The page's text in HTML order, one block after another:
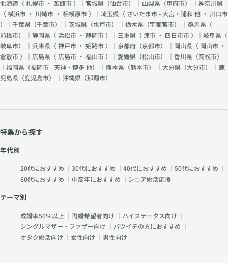
北海道（札幌市 ・ 函館市）｜宮城県（仙台市） ｜山梨県（甲府市） ｜神奈川県
（横浜市 ・ 川崎市 ・ 相模原市）｜埼玉県（ さいたま市 - 大宮・浦和 他 ・ 川口市
）｜千葉県（千葉市） ｜茨城県（水戸市） ｜栃木県（宇都宮市） ｜群馬県（
前橋市） ｜静岡県（浜松市 ・ 静岡市）｜三重県（津市 ・ 四日市市）｜岐阜県（
岐阜市） ｜兵庫県（神戸市 ・ 姫路市）｜京都府（京都市） ｜岡山県（ 岡山市 ・
倉敷市）｜広島県（ 広島市 ・ 福山市）｜愛媛県（松山市） ｜香川県（高松市）
｜福岡県（福岡市 - 天神・博多 他） ｜熊本県（熊本市） ｜大分県（大分市） ｜鹿
児島県（鹿児島市） ｜沖縄県（那覇市）
特集から探す
年代別
20代におすすめ ｜ 30代におすすめ ｜ 40代におすすめ ｜ 50代におすすめ ｜
60代におすすめ ｜ 中高年におすすめ ｜ シニア婚活応援
テーマ別
成婚率50％以上 ｜ 再婚希望者向け ｜ ハイステータス向け ｜
シングルマザー・ファザー向け ｜ バツイチの方におすすめ ｜
オタク婚活向け ｜ 女性向け ｜ 男性向け